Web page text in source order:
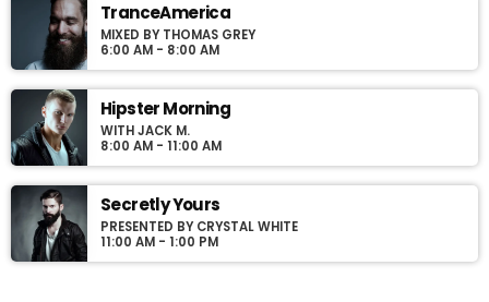
TranceAmerica
MIXED BY THOMAS GREY
6:00 AM - 8:00 AM
Hipster Morning
WITH JACK M.
8:00 AM - 11:00 AM
Secretly Yours
PRESENTED BY CRYSTAL WHITE
11:00 AM - 1:00 PM